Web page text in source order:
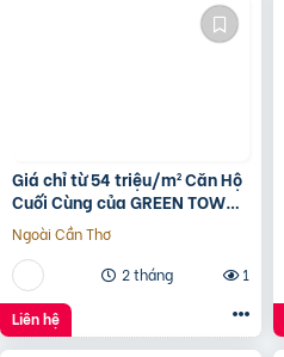
Giá chỉ từ 54 triệu/m² Căn Hộ
Cuối Cùng của GREEN TOWN
BÌNH TÂN
Ngoài Cần Thơ
2 tháng
1
Liên hệ